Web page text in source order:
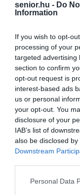
senior.hu - Do
Information
If you wish to opt-
processing of your
targeted advertising
section to confirm
opt-out request is
interest-based ads
us or personal
your opt-out. You
disclosure of your
IAB’s list of
also be disclosed
Downstream
Please note that
Personal Data